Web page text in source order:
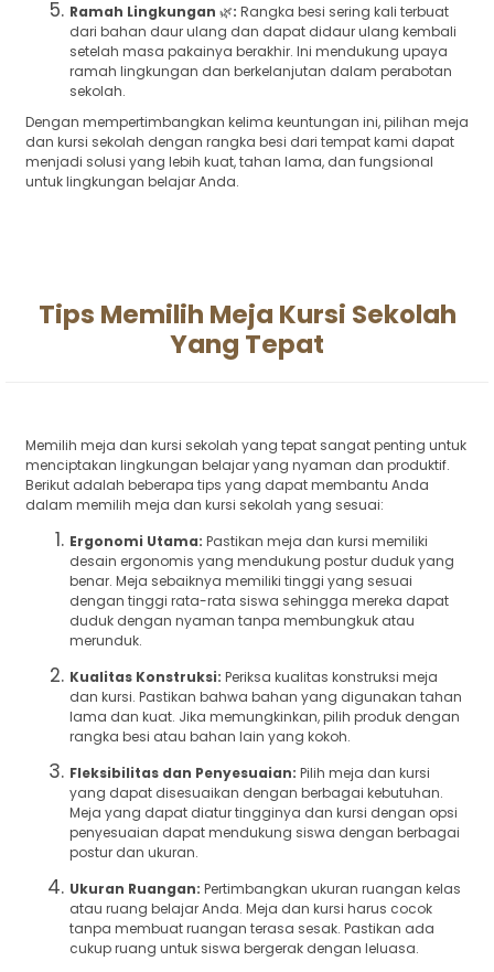
Ramah Lingkungan 🌿: Rangka besi sering kali terbuat
dari bahan daur ulang dan dapat didaur ulang kembali
setelah masa pakainya berakhir. Ini mendukung upaya
ramah lingkungan dan berkelanjutan dalam perabotan
sekolah.
Dengan mempertimbangkan kelima keuntungan ini, pilihan meja
dan kursi sekolah dengan rangka besi dari tempat kami dapat
menjadi solusi yang lebih kuat, tahan lama, dan fungsional
untuk lingkungan belajar Anda.
Tips Memilih Meja Kursi Sekolah
Yang Tepat
Memilih meja dan kursi sekolah yang tepat sangat penting untuk
menciptakan lingkungan belajar yang nyaman dan produktif.
Berikut adalah beberapa tips yang dapat membantu Anda
dalam memilih meja dan kursi sekolah yang sesuai:
Ergonomi Utama: Pastikan meja dan kursi memiliki
desain ergonomis yang mendukung postur duduk yang
benar. Meja sebaiknya memiliki tinggi yang sesuai
dengan tinggi rata-rata siswa sehingga mereka dapat
duduk dengan nyaman tanpa membungkuk atau
merunduk.
Kualitas Konstruksi: Periksa kualitas konstruksi meja
dan kursi. Pastikan bahwa bahan yang digunakan tahan
lama dan kuat. Jika memungkinkan, pilih produk dengan
rangka besi atau bahan lain yang kokoh.
Fleksibilitas dan Penyesuaian: Pilih meja dan kursi
yang dapat disesuaikan dengan berbagai kebutuhan.
Meja yang dapat diatur tingginya dan kursi dengan opsi
penyesuaian dapat mendukung siswa dengan berbagai
postur dan ukuran.
Ukuran Ruangan: Pertimbangkan ukuran ruangan kelas
atau ruang belajar Anda. Meja dan kursi harus cocok
tanpa membuat ruangan terasa sesak. Pastikan ada
cukup ruang untuk siswa bergerak dengan leluasa.